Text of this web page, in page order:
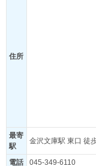
住所
最寄
駅
金沢文庫駅 東口 徒
電話 045-349-6110